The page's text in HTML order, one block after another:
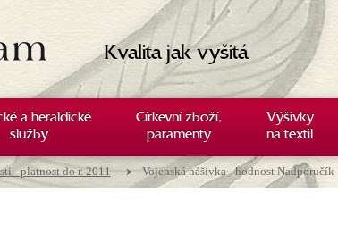
Kvalita jak vyšitá
- platnost do r. 2011 → Vojenská nášivka - hodnost Nadporučík
a heraldické
služby
Církevní zboží,
paramenty
Výšivky
na textil